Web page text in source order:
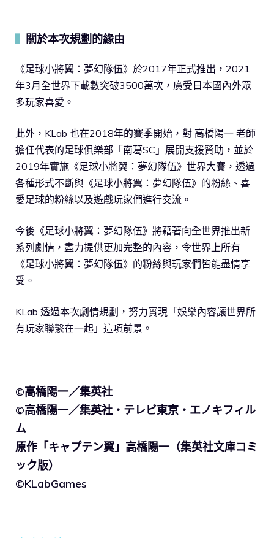
關於本次規劃的緣由
《足球小將翼：夢幻隊伍》於2017年正式推出，2021
年3月全世界下載數突破3500萬次，廣受日本國內外眾
多玩家喜愛。
此外，KLab 也在2018年的賽季開始，對 高橋陽一 老師
擔任代表的足球俱樂部「南葛SC」展開支援贊助，並於
2019年實施《足球小將翼：夢幻隊伍》世界大賽，透過
各種形式不斷與《足球小將翼：夢幻隊伍》的粉絲、喜
愛足球的粉絲以及遊戲玩家們進行交流。
今後《足球小將翼：夢幻隊伍》將藉著向全世界推出新
系列劇情，盡力提供更加完整的內容，令世界上所有
《足球小將翼：夢幻隊伍》的粉絲與玩家們皆能盡情享
受。
KLab 透過本次劇情規劃，努力實現「娛樂內容讓世界所
有玩家聯繫在一起」這項前景。
©高橋陽一／集英社
©高橋陽一／集英社・テレビ東京・エノキフィル
ム
原作「キャプテン翼」高橋陽一（集英社文庫コミ
ック版）
©KLabGames